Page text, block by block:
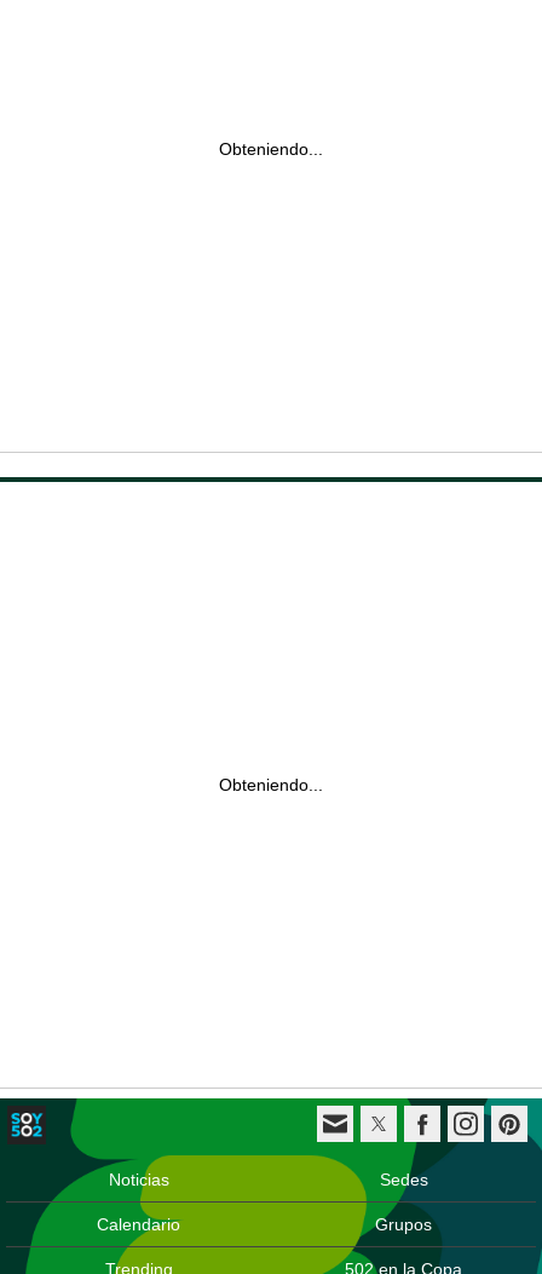
Obteniendo...
Obteniendo...
Noticias Sedes
Calendario Grupos
Trending 502 en la Copa